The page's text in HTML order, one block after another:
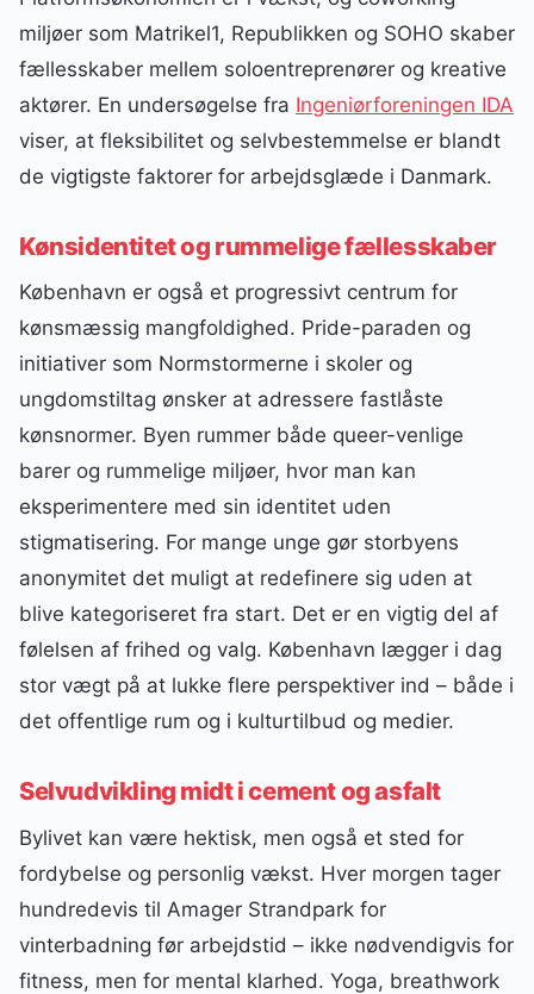
miljøer som Matrikel1, Republikken og SOHO skaber
fællesskaber mellem soloentreprenører og kreative
aktører. En undersøgelse fra Ingeniørforeningen IDA
viser, at fleksibilitet og selvbestemmelse er blandt
de vigtigste faktorer for arbejdsglæde i Danmark.
Kønsidentitet og rummelige fællesskaber
København er også et progressivt centrum for
kønsmæssig mangfoldighed. Pride-paraden og
initiativer som Normstormerne i skoler og
ungdomstiltag ønsker at adressere fastlåste
kønsnormer. Byen rummer både queer-venlige
barer og rummelige miljøer, hvor man kan
eksperimentere med sin identitet uden
stigmatisering. For mange unge gør storbyens
anonymitet det muligt at redefinere sig uden at
blive kategoriseret fra start. Det er en vigtig del af
følelsen af frihed og valg. København lægger i dag
stor vægt på at lukke flere perspektiver ind – både i
det offentlige rum og i kulturtilbud og medier.
Selvudvikling midt i cement og asfalt
Bylivet kan være hektisk, men også et sted for
fordybelse og personlig vækst. Hver morgen tager
hundredevis til Amager Strandpark for
vinterbadning før arbejdstid – ikke nødvendigvis for
fitness, men for mental klarhed. Yoga, breathwork